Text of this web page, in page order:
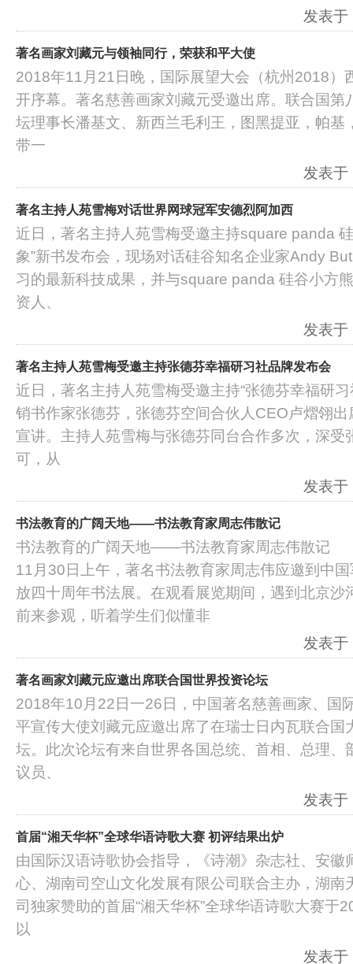
发表
著名画家刘藏元与领袖同行，荣获和平大使
2018年11月21日晚，国际展望大会（杭州2018）
开序幕。著名慈善画家刘藏元受邀出席。联合国第
坛理事长潘基文、新西兰毛利王，图黑提亚，帕基
带一
发表
著名主持人苑雪梅对话世界网球冠军安德烈阿加西
近日，著名主持人苑雪梅受邀主持square panda
象”新书发布会，现场对话硅谷知名企业家Andy
习的最新科技成果，并与square panda 硅谷小方
资人、
发表
著名主持人苑雪梅受邀主持张德芬幸福研习社品牌发布会
近日，著名主持人苑雪梅受邀主持“张德芬幸福研
销书作家张德芬，张德芬空间合伙人CEO卢熠翎
宣讲。主持人苑雪梅与张德芬同台合作多次，深受
可，从
发表
书法教育的广阔天地――书法教育家周志伟散记
书法教育的广阔天地――书法教育家周志伟散记
11月30日上午，著名书法教育家周志伟应邀到中
放四十周年书法展。在观看展览期间，遇到北京沙
前来参观，听着学生们似懂非
发表
著名画家刘藏元应邀出席联合国世界投资论坛
2018年10月22日一26日，中国著名慈善画家、国
平宣传大使刘藏元应邀出席了在瑞士日内瓦联合国
坛。此次论坛有来自世界各国总统、首相、总理、
议员、
发表
首届“湘天华杯”全球华语诗歌大赛 初评结果出炉
由国际汉语诗歌协会指导，《诗潮》杂志社、安徽
心、湖南司空山文化发展有限公司联合主办，湖南
司独家赞助的首届“湘天华杯”全球华语诗歌大赛于
以
发表